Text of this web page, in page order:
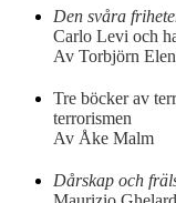
Den svåra
Carlo Levi och
Av Torbjörn
Tre böcker av
terrorismen
Av Åke Malm
Dårskap och